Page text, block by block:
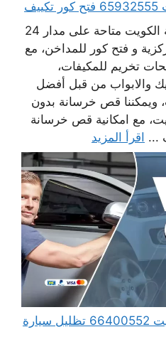
خدمات شركة قص خرسانة الكويت متاحة على مدار 24
و فتح كور للمداخن، مع
تخريم للمكيفات،
والابواب من قبل أفضل
ويمكننا قص خرسانة بدون
مع امكانية قص خرسانة
... اقرأ المزيد
تظليل سيارات متنقل الكويت 66400552 تظليل سيارة